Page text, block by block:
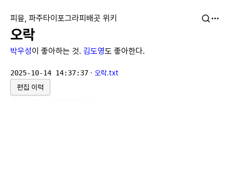
피읖, 파주타이포그라피배곳 위키
오락
박우성이 좋아하는 것. 김도영도 좋아한다.
2025-10-14 14:37:37 · 오락.txt
편집 이력